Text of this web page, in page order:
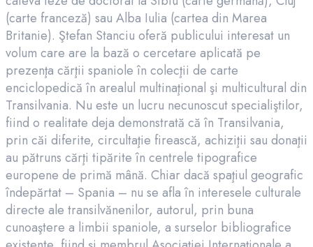
(carte franceză) sau Alba Iulia (cartea din Marea
Britanie). Ştefan Stanciu oferă publicului interesat un
volum care are la bază o cercetare aplicată pe
prezenţa cărţii spaniole în colecţii de carte
enciclopedică în arealul multinaţional şi multicultural din
Transilvania. Nu este un lucru necunoscut specialiştilor,
fiind o realitate deja demonstrată că în Transilvania,
prin căi diferite, circultaţie firească, achiziţii sau donaţii
au pătruns cărţi tipărite în centrele tipografice
europene de primă mână. Chiar dacă spaţiul geografic
îndepărtat – Spania – nu se afla în interesele culturale
directe ale transilvănenilor, autorul, prin buna
cunoaştere a limbii spaniole, a surselor bibliografice